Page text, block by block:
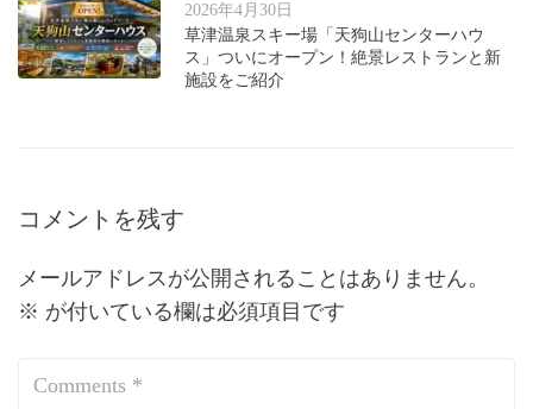
2026年4月30日
草津温泉スキー場「天狗山センターハウ
ス」ついにオープン！絶景レストランと新
施設をご紹介
コメントを残す
メールアドレスが公開されることはありません。
※ が付いている欄は必須項目です